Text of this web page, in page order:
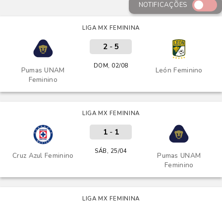
NOTIFICAÇÕES
LIGA MX FEMININA
Pumas UNAM
Feminino
León Feminino
2- 5
DOM, 02/08
LIGA MX FEMININA
Cruz Azul Feminino
Pumas UNAM
Feminino
1- 1
SÁB, 25/04
LIGA MX FEMININA